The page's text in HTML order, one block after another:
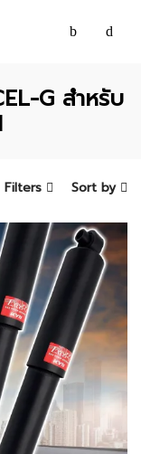
G สำหรับ
Sort by
Filters